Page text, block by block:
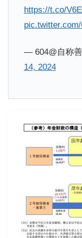
https://t.co/
— 604@自称
14, 2024